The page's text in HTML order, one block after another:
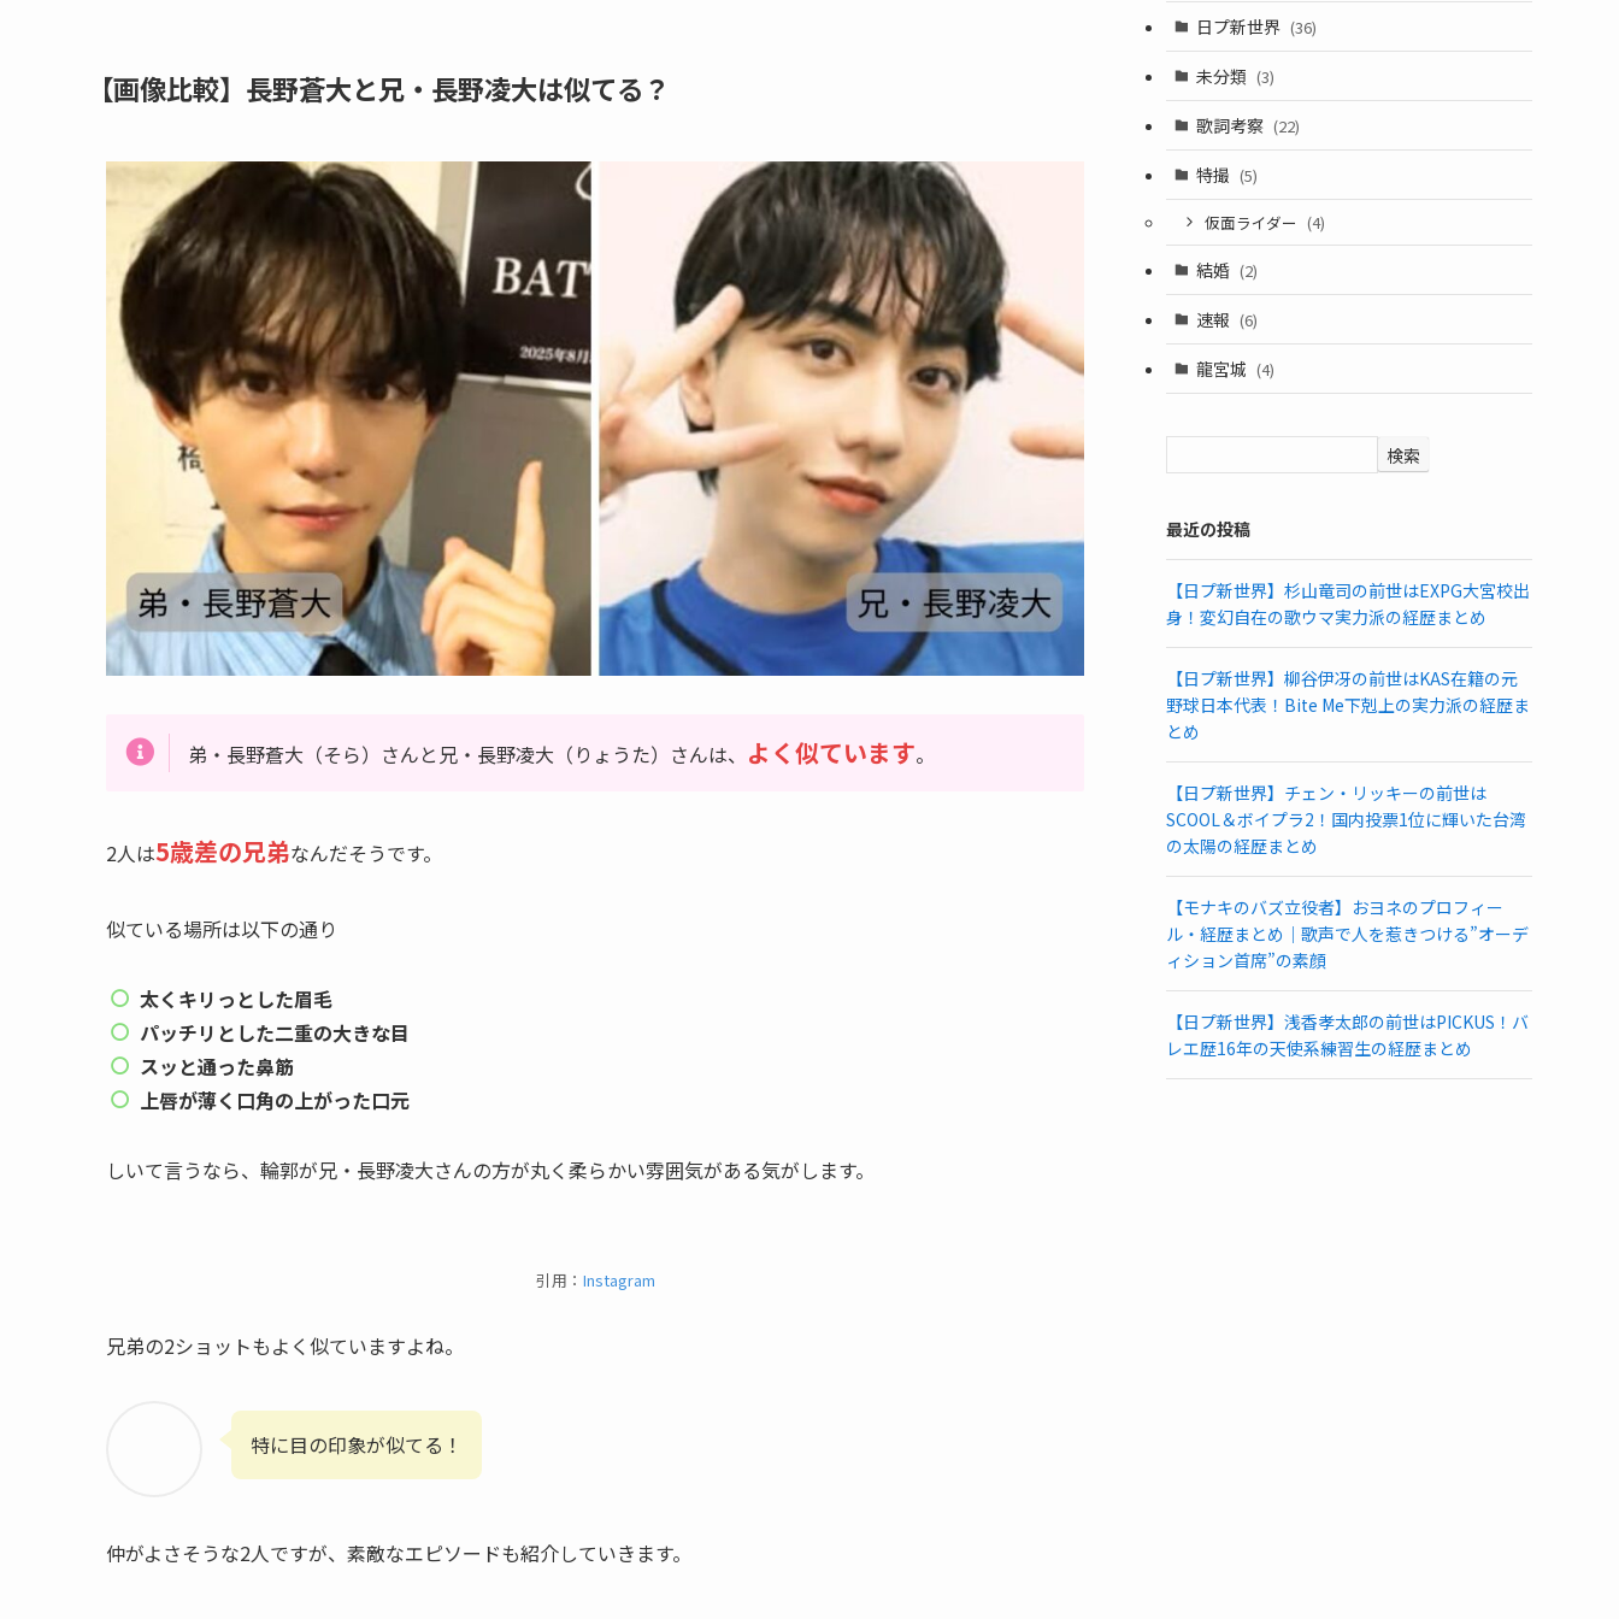
【画像比較】長野蒼大と兄・長野凌大は似てる？
弟・長野蒼大（そら）さんと兄・長野凌大（りょうた）さんは、 よく似ています。
2人は5歳差の兄弟なんだそうです。
似ている場所は以下の通り
太くキリっとした眉毛
パッチリとした二重の大きな目
スッと通った鼻筋
上唇が薄く口角の上がった口元
しいて言うなら、輪郭が兄・長野凌大さんの方が丸く柔らかい雰囲気がある気がします。
引用： Instagram
兄弟の2ショットもよく似ていますよね。
特に目の印象が似てる！
仲がよさそうな2人ですが、素敵なエピソードも紹介していきます。
日プ新世界 (36)
未分類 (3)
歌詞考察 (22)
特撮 (5)
仮面ライダー (4)
結婚 (2)
速報 (6)
龍宮城 (4)
検索
最近の投稿
【日プ新世界】杉山竜司の前世はEXPG大宮校出
身！変幻自在の歌ウマ実力派の経歴まとめ
【日プ新世界】柳谷伊冴の前世はKAS在籍の元
野球日本代表！Bite Me下剋上の実力派の経歴ま
とめ
【日プ新世界】チェン・リッキーの前世は
SCOOL＆ボイプラ2！国内投票1位に輝いた台湾
の太陽の経歴まとめ
【モナキのバズ立役者】おヨネのプロフィー
ル・経歴まとめ｜歌声で人を惹きつける”オーデ
ィション首席”の素顔
【日プ新世界】浅香孝太郎の前世はPICKUS！バ
レエ歴16年の天使系練習生の経歴まとめ